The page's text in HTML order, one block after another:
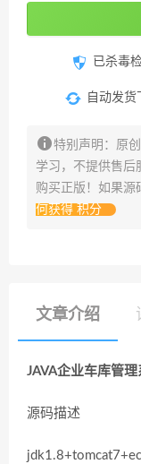
已杀毒
自动发货
特别声明：原
学习，不提供售后
购买正版！如果源
何获得 积分
文章介绍
JAVA企业车库管
源码描述